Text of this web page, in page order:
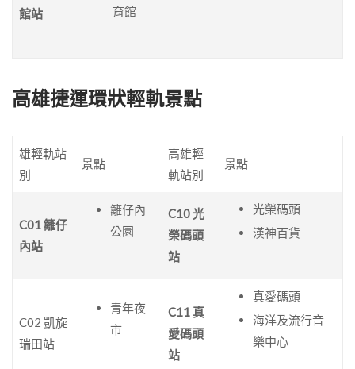
館站
育館
高雄捷運環狀輕軌景點
雄輕軌站
別
景點
高雄輕
軌站別
景點
C01 籬仔
內站
籬仔內
公園
C10 光
榮碼頭
站
光榮碼頭
漢神百貨
C02 凱旋
瑞田站
青年夜
市
C11 真
愛碼頭
站
真愛碼頭
海洋及流行音
樂中心